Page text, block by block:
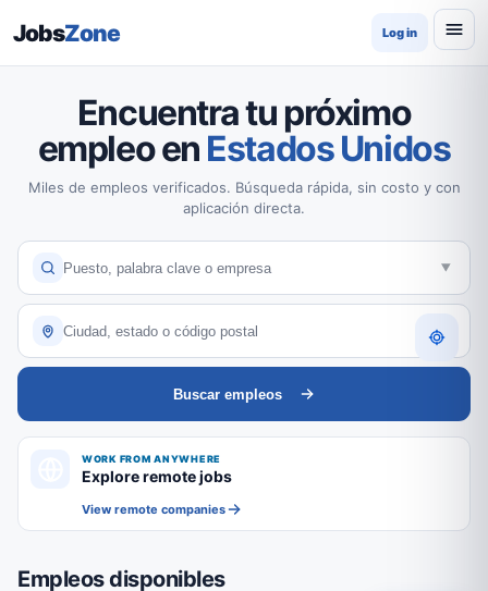
JobsZone Log in
Encuentra tu próximo
empleo en Estados Unidos
Miles de empleos verificados. Búsqueda rápida, sin costo y con
aplicación directa.
Buscar empleos
WORK FROM ANYWHERE
Explore remote jobs
View remote companies
Empleos disponibles